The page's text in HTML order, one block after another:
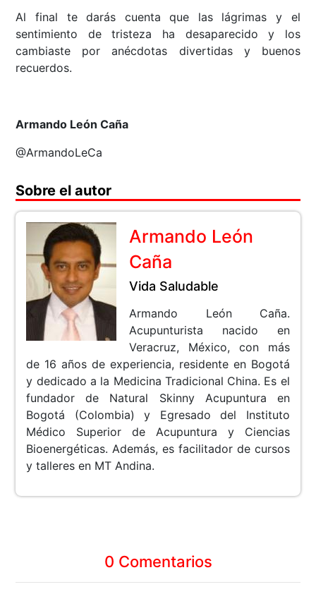
Al final te darás cuenta que las lágrimas y el
sentimiento de tristeza ha desaparecido y los
cambiaste por anécdotas divertidas y buenos
recuerdos.
Armando León Caña
@ArmandoLeCa
Sobre el autor
Armando León
Caña
Vida Saludable
Armando León Caña.
Acupunturista nacido en
Veracruz, México, con más
de 16 años de experiencia, residente en Bogotá
y dedicado a la Medicina Tradicional China. Es el
fundador de Natural Skinny Acupuntura en
Bogotá (Colombia) y Egresado del Instituto
Médico Superior de Acupuntura y Ciencias
Bioenergéticas. Además, es facilitador de cursos
y talleres en MT Andina.
0 Comentarios